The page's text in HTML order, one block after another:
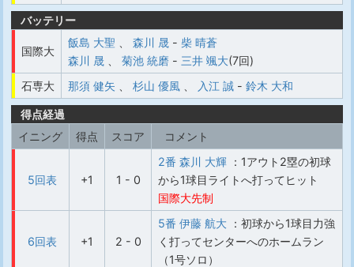
バッテリー
国際大
飯島 大聖 森川 晟 - 柴 晴蒼
森川 晟
菊池 統磨 - 三井 颯大(7回)
石専大
那須 健矢 杉山 優風 入江 誠 - 鈴木 大和
得点経過
イニング
得点 スコア コメント
5回表 +1 1 - 0
2番 森川 大輝 ：1アウト2塁の初球
から1球目ライトへ打ってヒット
国際大先制
6回表 +1 2 - 0
5番 伊藤 航大 ：初球から1球目力強
く打ってセンターへのホームラン
（1号ソロ）